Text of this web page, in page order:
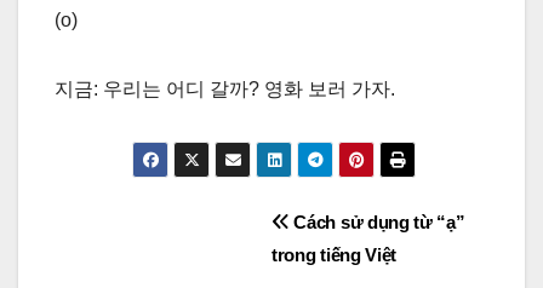
(o)
지금: 우리는 어디 갈까? 영화 보러 가자.
Cách sử dụng từ “ạ”
trong tiếng Việt